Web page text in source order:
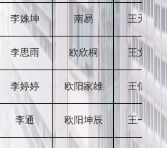
李姝坤 南易 王天声
李思雨 欧欣桐 王文宏
李婷婷 欧阳家雄 王信凝
李通 欧阳坤辰 王一帆